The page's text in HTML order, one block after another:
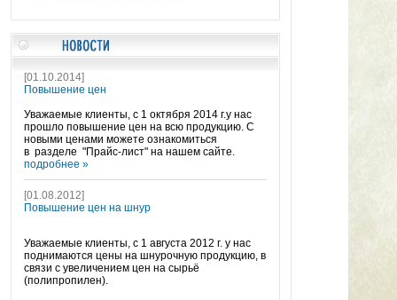
[01.10.2014]
Повышение цен
Уважаемые клиенты, с 1 октября 2014 г.у нас
прошло повышение цен на всю продукцию. С
новыми ценами можете ознакомиться
в разделе "Прайс-лист" на нашем сайте.
подробнее »
[01.08.2012]
Повышение цен на шнур
Уважаемые клиенты, с 1 августа 2012 г. у нас
поднимаются цены на шнурочную продукцию, в
связи с увеличением цен на сырьё
(полипропилен).